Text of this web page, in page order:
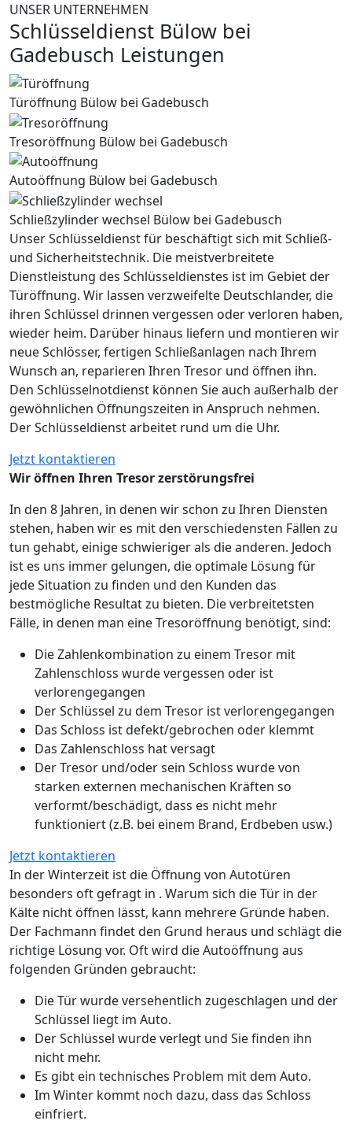
UNSER UNTERNEHMEN
Schlüsseldienst Bülow bei
Gadebusch Leistungen
Türöffnung Bülow bei Gadebusch
Tresoröffnung Bülow bei Gadebusch
Autoöffnung Bülow bei Gadebusch
Schließzylinder wechsel Bülow bei Gadebusch
Unser Schlüsseldienst für beschäftigt sich mit Schließ-
und Sicherheitstechnik. Die meistverbreitete
Dienstleistung des Schlüsseldienstes ist im Gebiet der
Türöffnung. Wir lassen verzweifelte Deutschlander, die
ihren Schlüssel drinnen vergessen oder verloren haben,
wieder heim. Darüber hinaus liefern und montieren wir
neue Schlösser, fertigen Schließanlagen nach Ihrem
Wunsch an, reparieren Ihren Tresor und öffnen ihn.
Den Schlüsselnotdienst können Sie auch außerhalb der
gewöhnlichen Öffnungszeiten in Anspruch nehmen.
Der Schlüsseldienst arbeitet rund um die Uhr.
Jetzt kontaktieren
Wir öffnen Ihren Tresor zerstörungsfrei
In den 8 Jahren, in denen wir schon zu Ihren Diensten
stehen, haben wir es mit den verschiedensten Fällen zu
tun gehabt, einige schwieriger als die anderen. Jedoch
ist es uns immer gelungen, die optimale Lösung für
jede Situation zu finden und den Kunden das
bestmögliche Resultat zu bieten. Die verbreitetsten
Fälle, in denen man eine Tresoröffnung benötigt, sind:
Die Zahlenkombination zu einem Tresor mit
Zahlenschloss wurde vergessen oder ist
verlorengegangen
Der Schlüssel zu dem Tresor ist verlorengegangen
Das Schloss ist defekt/gebrochen oder klemmt
Das Zahlenschloss hat versagt
Der Tresor und/oder sein Schloss wurde von
starken externen mechanischen Kräften so
verformt/beschädigt, dass es nicht mehr
funktioniert (z.B. bei einem Brand, Erdbeben usw.)
Jetzt kontaktieren
In der Winterzeit ist die Öffnung von Autotüren
besonders oft gefragt in . Warum sich die Tür in der
Kälte nicht öffnen lässt, kann mehrere Gründe haben.
Der Fachmann findet den Grund heraus und schlägt die
richtige Lösung vor. Oft wird die Autoöffnung aus
folgenden Gründen gebraucht:
Die Tür wurde versehentlich zugeschlagen und der
Schlüssel liegt im Auto.
Der Schlüssel wurde verlegt und Sie finden ihn
nicht mehr.
Es gibt ein technisches Problem mit dem Auto.
Im Winter kommt noch dazu, dass das Schloss
einfriert.